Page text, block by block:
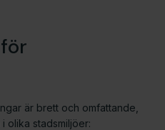
är brett och omfattande,
olika stadsmiljöer: